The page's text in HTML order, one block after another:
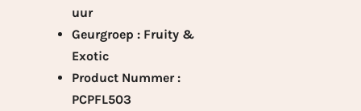
uur
Geurgroep : Fruity &
Exotic
Product Nummer :
PCPFL503